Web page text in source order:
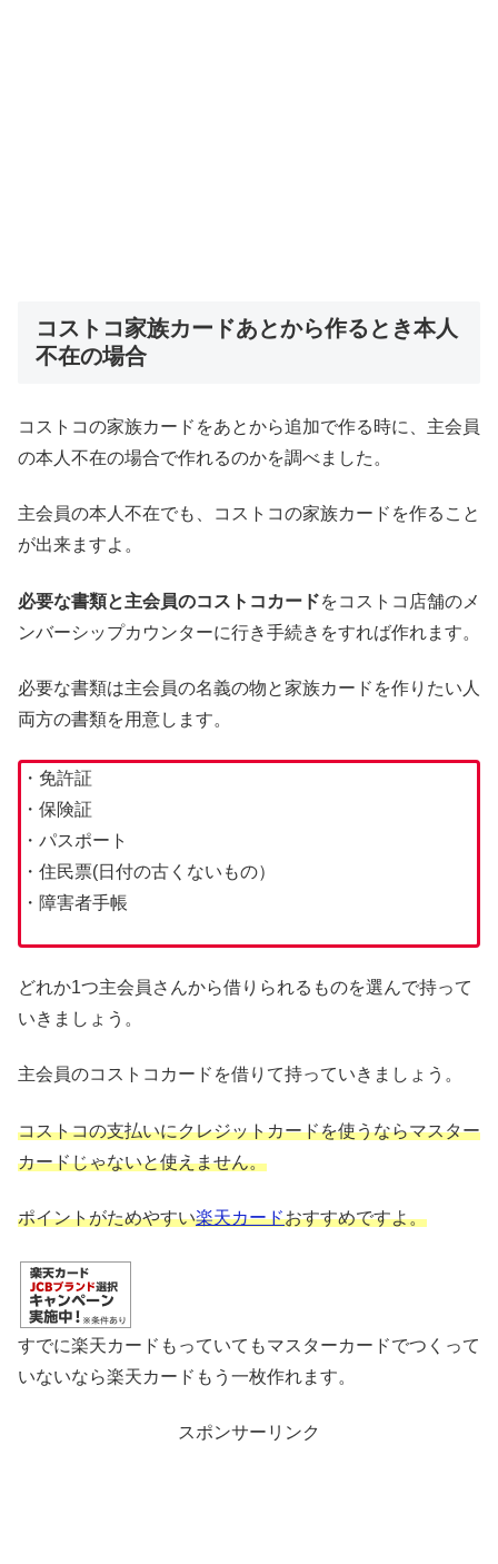
コストコ家族カードあとから作るとき本人
不在の場合
コストコの家族カードをあとから追加で作る時に、主会員
の本人不在の場合で作れるのかを調べました。
主会員の本人不在でも、コストコの家族カードを作ること
が出来ますよ。
必要な書類と主会員のコストコカードをコストコ店舗のメ
ンバーシップカウンターに行き手続きをすれば作れます。
必要な書類は主会員の名義の物と家族カードを作りたい人
両方の書類を用意します。
・免許証
・保険証
・パスポート
・住民票(日付の古くないもの）
・障害者手帳
どれか1つ主会員さんから借りられるものを選んで持って
いきましょう。
主会員のコストコカードを借りて持っていきましょう。
コストコの支払いにクレジットカードを使うならマスター
カードじゃないと使えません。
ポイントがためやすい楽天カードおすすめですよ。
すでに楽天カードもっていてもマスターカードでつくって
いないなら楽天カードもう一枚作れます。
スポンサーリンク